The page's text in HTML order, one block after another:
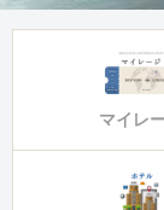
マイレ